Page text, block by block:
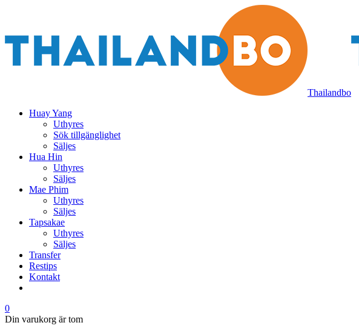
Thailandbo
Huay Yang
Uthyres
Sök tillgänglighet
Säljes
Hua Hin
Uthyres
Säljes
Mae Phim
Uthyres
Säljes
Tapsakae
Uthyres
Säljes
Transfer
Restips
Kontakt
0
Din varukorg är tom